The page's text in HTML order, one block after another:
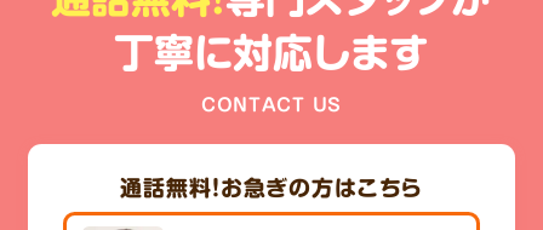
丁寧に対応します
CONTACT US
通話無料！お急ぎの方はこちら